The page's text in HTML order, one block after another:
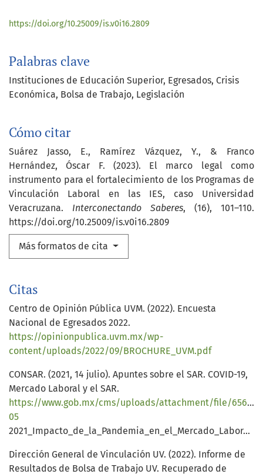
Palabras clave
Instituciones de Educación Superior Egresados Crisis
Económica Bolsa de Trabajo Legislación
Cómo citar
Suárez Jasso, E., Ramírez Vázquez, Y., & Franco
Hernández, Óscar F. (2023). El marco legal como
instrumento para el fortalecimiento de los Programas de
Vinculación Laboral en las IES, caso Universidad
Veracruzana. Interconectando Saberes, (16), 101–110.
https://doi.org/10.25009/is.v0i16.2809
Más formatos de cita
https://doi.org/10.25009/is.v0i16.2809
Citas
Centro de Opinión Pública UVM. (2022). Encuesta
Nacional de Egresados 2022.
https://opinionpublica.uvm.mx/wp-
content/uploads/2022/09/BROCHURE_UVM.pdf
CONSAR. (2021, 14 julio). Apuntes sobre el SAR. COVID-19,
Mercado Laboral y el SAR.
https://www.gob.mx/cms/uploads/attachment/file/
05
2021_Impacto_de_la_Pandemia_en_el_Mercado_Laboral_VFF.pdf
Dirección General de Vinculación UV. (2022). Informe de
Resultados de Bolsa de Trabajo UV. Recuperado de